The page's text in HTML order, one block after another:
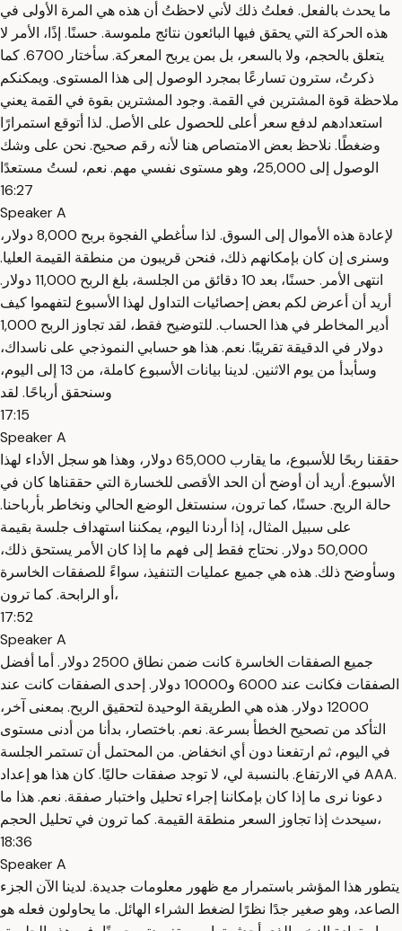
ما يحدث بالفعل. فعلتُ ذلك لأني لاحظتُ أن هذه هي المرة الأولى في
هذه الحركة التي يحقق فيها البائعون نتائج ملموسة. حسنًا. إذًا، الأمر لا
يتعلق بالحجم، ولا بالسعر، بل بمن يربح المعركة. سأختار 6700. كما
ذكرتُ، سترون تسارعًا بمجرد الوصول إلى هذا المستوى. ويمكنكم
ملاحظة قوة المشترين في القمة. وجود المشترين بقوة في القمة يعني
استعدادهم لدفع سعر أعلى للحصول على الأصل. لذا أتوقع استمرارًا
وضغطًا. نلاحظ بعض الامتصاص هنا لأنه رقم صحيح. نحن على وشك
الوصول إلى 25,000، وهو مستوى نفسي مهم. نعم، لستُ مستعدًا
16:27
Speaker A
لإعادة هذه الأموال إلى السوق. لذا سأغطي الفجوة بربح 8,000 دولار،
وسنرى إن كان بإمكانهم ذلك، فنحن قريبون من منطقة القيمة العليا.
انتهى الأمر. حسنًا، بعد 10 دقائق من الجلسة، بلغ الربح 11,000 دولار.
أريد أن أعرض لكم بعض إحصائيات التداول لهذا الأسبوع لتفهموا كيف
أدير المخاطر في هذا الحساب. للتوضيح فقط، لقد تجاوز الربح 1,000
دولار في الدقيقة تقريبًا. نعم. هذا هو حسابي النموذجي على ناسداك،
وسأبدأ من يوم الاثنين. لدينا بيانات الأسبوع كاملة، من 13 إلى اليوم،
وسنحقق أرباحًا. لقد
17:15
Speaker A
حققنا ربحًا للأسبوع، ما يقارب 65,000 دولار، وهذا هو سجل الأداء لهذا
الأسبوع. أريد أن أوضح أن الحد الأقصى للخسارة التي حققناها كان في
حالة الربح. حسنًا، كما ترون، سنستغل الوضع الحالي ونخاطر بأرباحنا.
على سبيل المثال، إذا أردنا اليوم، يمكننا استهداف جلسة بقيمة
50,000 دولار. نحتاج فقط إلى فهم ما إذا كان الأمر يستحق ذلك،
وسأوضح ذلك. هذه هي جميع عمليات التنفيذ، سواءً للصفقات الخاسرة
أو الرابحة. كما ترون،
17:52
Speaker A
جميع الصفقات الخاسرة كانت ضمن نطاق 2500 دولار. أما أفضل
الصفقات فكانت عند 6000 و10000 دولار. إحدى الصفقات كانت عند
12000 دولار. هذه هي الطريقة الوحيدة لتحقيق الربح. بمعنى آخر،
التأكد من تصحيح الخطأ بسرعة. نعم. باختصار، بدأنا من أدنى مستوى
في اليوم، ثم ارتفعنا دون أي انخفاض. من المحتمل أن تستمر الجلسة
في الارتفاع. بالنسبة لي، لا توجد صفقات حاليًا. كان هذا هو إعداد AAA.
دعونا نرى ما إذا كان بإمكاننا إجراء تحليل واختبار صفقة. نعم. هذا ما
سيحدث إذا تجاوز السعر منطقة القيمة. كما ترون في تحليل الحجم،
18:36
Speaker A
يتطور هذا المؤشر باستمرار مع ظهور معلومات جديدة. لدينا الآن الجزء
الصاعد، وهو صغير جدًا نظرًا لضغط الشراء الهائل. ما يحاولون فعله هو